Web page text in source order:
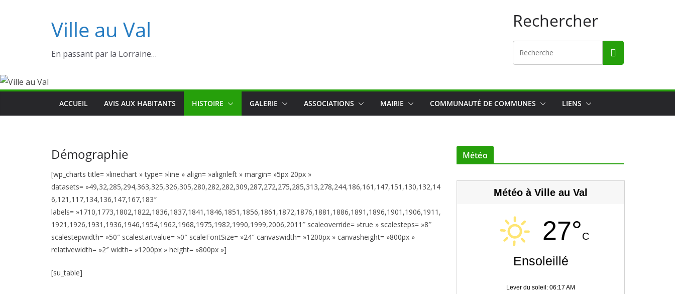
Ville au Val
En passant par la Lorraine…
Rechercher
ACCUEIL AVIS AUX HABITANTS HISTOIRE GALERIE ASSOCIATIONS MAIRIE COMMUNAUTÉ DE COMMUNES LIENS
Démographie
[wp_charts title= »linechart » type= »line » align= »alignleft » margin= »5px 20px »
datasets= »49,32,285,294,363,325,326,305,280,282,282,309,287,272,275,285,313,278,244,186,161,147,151,130,132,14
6,121,117,134,136,147,167,183″
labels= »1710,1773,1802,1822,1836,1837,1841,1846,1851,1856,1861,1872,1876,1881,1886,1891,1896,1901,1906,1911,
1921,1926,1931,1936,1946,1954,1962,1968,1975,1982,1990,1999,2006,2011″ scaleoverride= »true » scalesteps= »8″
scalestepwidth= »50″ scalestartvalue= »0″ scaleFontSize= »24″ canvaswidth= »1200px » canvasheight= »800px »
relativewidth= »2″ width= »1200px » height= »800px »]
[su_table]
Météo
Météo à Ville au Val
27°C
Ensoleillé
Lever du soleil: 06:17 AM